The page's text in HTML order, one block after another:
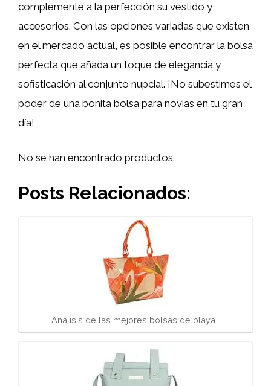
complemente a la perfección su vestido y
accesorios. Con las opciones variadas que existen
en el mercado actual, es posible encontrar la bolsa
perfecta que añada un toque de elegancia y
sofisticación al conjunto nupcial. ¡No subestimes el
poder de una bonita bolsa para novias en tu gran
día!
No se han encontrado productos.
Posts Relacionados:
Análisis de las mejores bolsas de playa…